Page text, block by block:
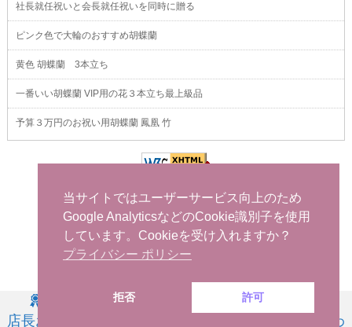
社長就任祝いと会長就任祝いを同時に贈る
ピンク色で大輪のおすすめ胡蝶蘭
黄色 胡蝶蘭 3本立ち
一番いい胡蝶蘭 VIP用の花３本立ち最上級品
予算３万円のお祝い用胡蝶蘭 鳳凰 竹
胡蝶蘭販売Net FAXでお申し込み-問い合わせ-海外から日本
店長お薦 問い合わ
当サイトではユーザーサービス向上のため
Google AnalyticsなどのCookie識別子を使用
しています。Cookieを受け入れますか？
プライバシー ポリシー
拒否 許可